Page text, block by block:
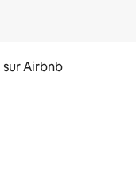
Airbnb